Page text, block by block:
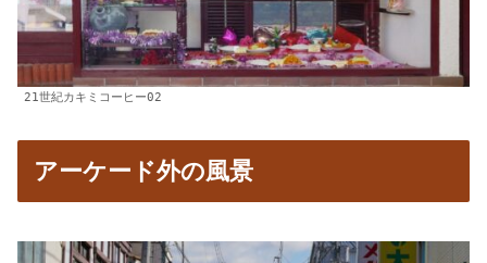
21世紀カキミコーヒー02
アーケード外の風景